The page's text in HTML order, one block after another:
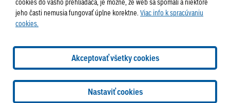
info@lamac.sk
dispecing@lamac.sk
Doručovanie
Tlačené vydania
Sadzobník inzercie
2026 © Mestská časť Bratislava-Lamač
Tvorba web stránok a
AlejTech, spol. s r.o.
jeho časti nemusia fungovať úplne korektne. Viac info k spracúvaniu
cookies.
Akceptovať všetky cookies
Nastaviť cookies